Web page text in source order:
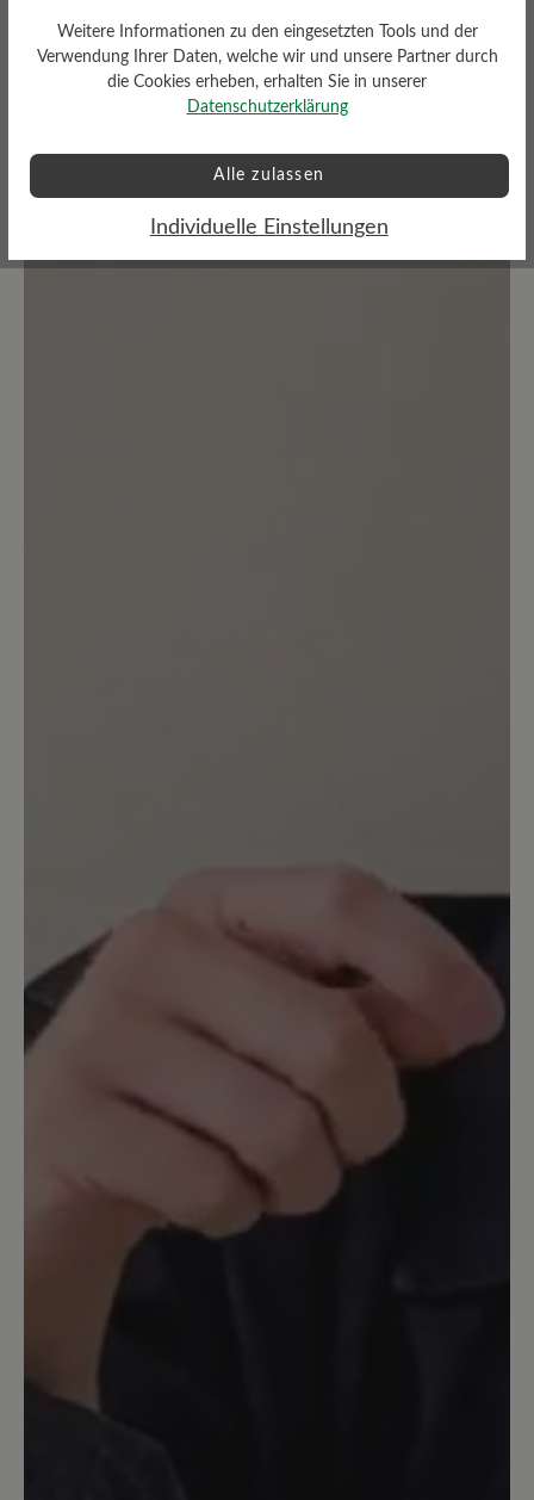
mit anderen.
Weitere Informationen zu den eingesetzten Tools und der
Verwendung Ihrer Daten, welche wir und unsere Partner durch
die Cookies erheben, erhalten Sie in unserer
Datenschutzerklärung
Alle zulassen
Individuelle Einstellungen